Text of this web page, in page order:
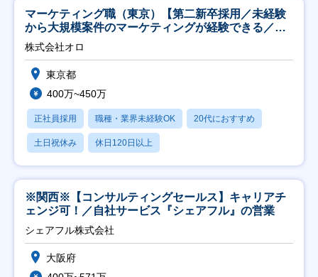
マーケティング職（東京）【第二新卒採用／未経験
から大規模案件のマーケティングが経験できる／研
修充実】
株式会社オロ
東京都
400万~450万
正社員採用 職種・業界未経験OK 20代におすすめ
土日祝休み 休日120日以上
※関西※【コンサルティングセールス】キャリアチ
ェンジ可！／自社サービス『シェアフル』の営業
シェアフル株式会社
大阪府